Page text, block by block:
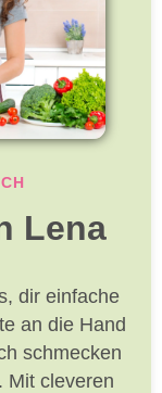
Lena
dir einfache
an die Hand
schmecken
Mit cleveren